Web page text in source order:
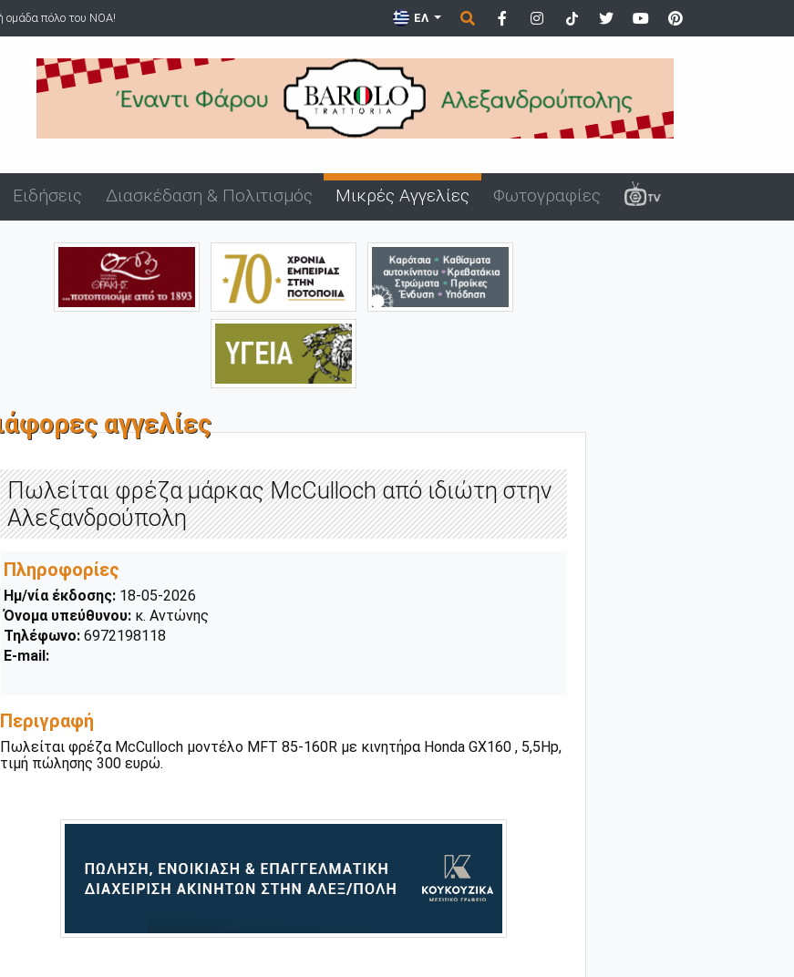
ομάδα πόλο του ΝΟΑ! ΕΛ
Ειδήσεις Διασκέδαση & Πολιτισμός Μικρές Αγγελίες Φωτογραφίες
αγγελίες
Πωλείται φρέζα μάρκας McCulloch από ιδιώτη στην
Αλεξανδρούπολη
Πληροφορίες
Ημ/νία έκδοσης: 18-05-2026
Όνομα υπεύθυνου: κ. Αντώνης
Τηλέφωνο: 6972198118
E-mail:
Περιγραφή
Πωλείται φρέζα McCulloch μοντέλο MFT 85-160R με κινητήρα Honda GX160 , 5,5Hp,
τιμή πώλησης 300 ευρώ.